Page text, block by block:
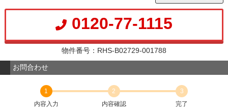
0120-77-1115
物件番号：RHS-B02729-001788
お問合わせ
1
内容入力
2
内容確認
3
完了